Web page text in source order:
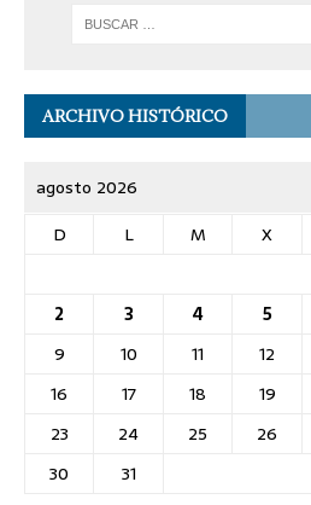
ARCHIVO HISTÓRICO
agosto 2026
D
L M X
2
3 4 5
9
10 11 12
16
17 18 19
23
24 25 26
30
31